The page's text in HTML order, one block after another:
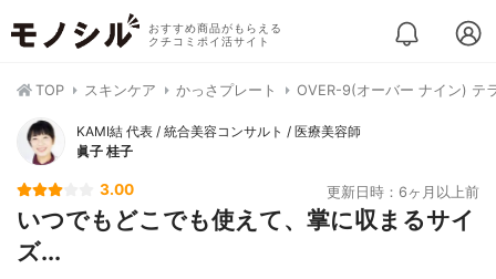
おすすめ商品がもらえる
クチコミポイ活サイト
TOP スキンケア かっさプレート OVER-9(オーバー ナイン) テ
KAMI結 代表 / 統合美容コンサルト / 医療美容師
眞子 桂子
3.00 更新日時：6ヶ月以上前
いつでもどこでも使えて、掌に収まるサイ
ズ...